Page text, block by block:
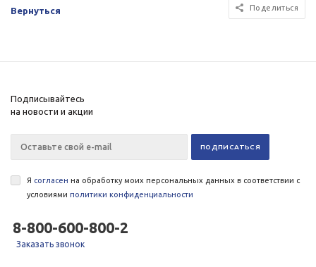
Вернуться Поделиться
Подписывайтесь
на новости и акции
Я согласен на обработку моих персональных данных в соответствии с
условиями политики конфиденциальности
8-800-600-800-2
Заказать звонок